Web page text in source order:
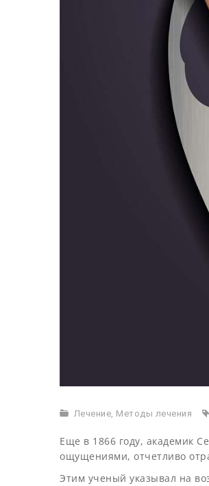
Лечение, Методы лечения
Еще в 1866 году, академик
ощущениями, отчетливо
Этим ученый указывал на